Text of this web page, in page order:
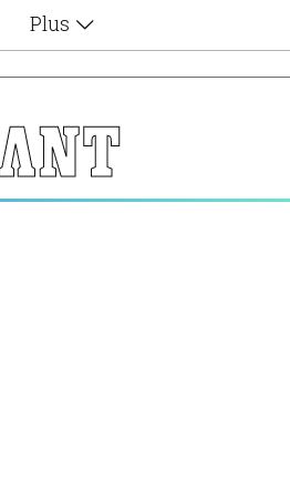
Plus
Αφιερώματα
Ζώδια